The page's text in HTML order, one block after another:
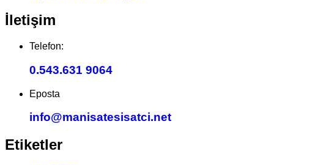
İletişim
Telefon:
0.543.631 9064
Eposta
info@manisatesisatci.net
Etiketler